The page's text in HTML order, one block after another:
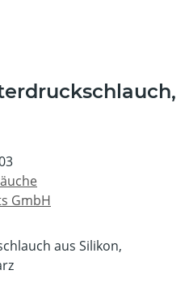
GmbH
aus Silikon,